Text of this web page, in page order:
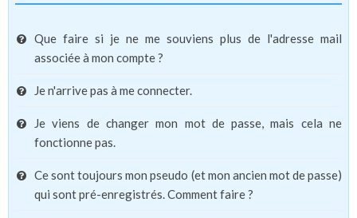
Que faire si je ne me souviens plus de l'adresse mail
associée à mon compte ?
Je n'arrive pas à me connecter.
Je viens de changer mon mot de passe, mais cela ne
fonctionne pas.
Ce sont toujours mon pseudo (et mon ancien mot de passe)
qui sont pré-enregistrés. Comment faire ?